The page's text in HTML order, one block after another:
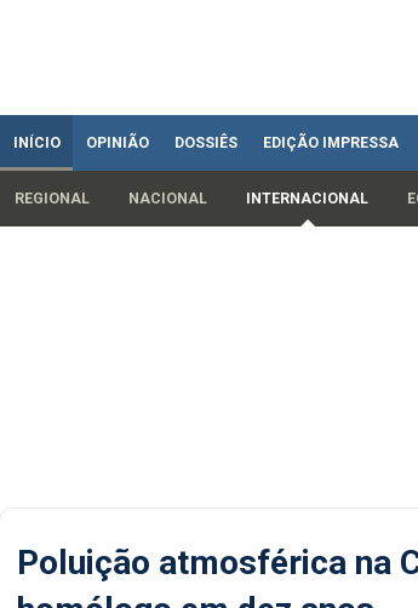
INÍCIO OPINIÃO DOSSIÊS EDIÇÃO IMPRESSA
REGIONAL NACIONAL INTERNACIONAL
Poluição atmosférica na